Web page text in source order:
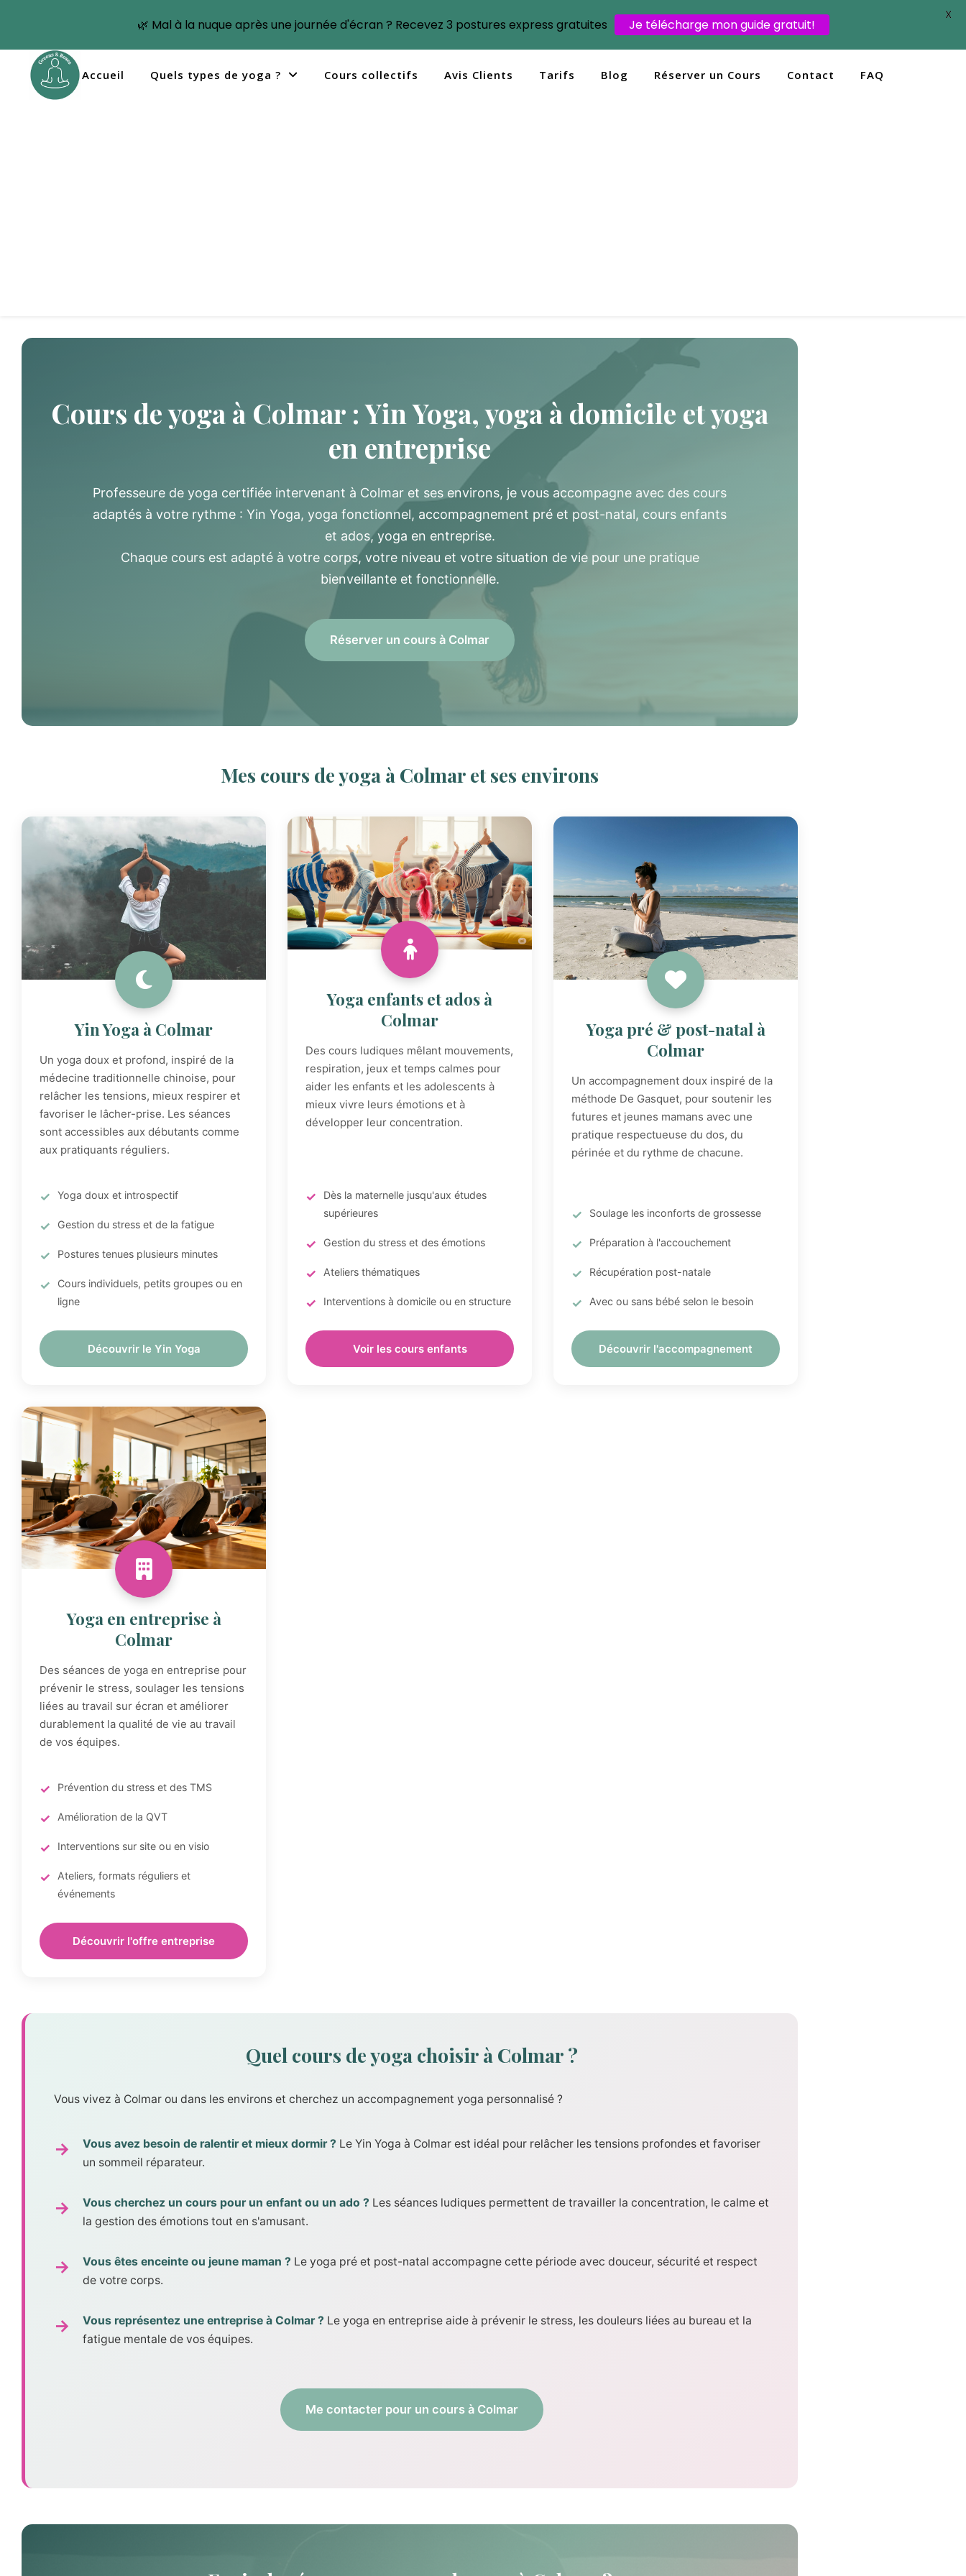
Accueil Quels types de yoga ? Cours collectifs Avis Clients Tarifs Blog Réserver un Cours Contact FAQ
Cours de yoga à Colmar : Yin Yoga, yoga à domicile et yoga
en entreprise
Professeure de yoga certifiée intervenant à Colmar et ses environs, je vous accompagne avec des cours
adaptés à votre rythme : Yin Yoga, yoga fonctionnel, accompagnement pré et post-natal, cours enfants
et ados, yoga en entreprise.
Chaque cours est adapté à votre corps, votre niveau et votre situation de vie pour une pratique
bienveillante et fonctionnelle.
Réserver un cours à Colmar
Mes cours de yoga à Colmar et ses environs
Yin Yoga à Colmar
Un yoga doux et profond, inspiré de la
médecine traditionnelle chinoise, pour
relâcher les tensions, mieux respirer et
favoriser le lâcher-prise. Les séances
sont accessibles aux débutants comme
aux pratiquants réguliers.
Yoga doux et introspectif
Gestion du stress et de la fatigue
Postures tenues plusieurs minutes
Cours individuels, petits groupes ou en
ligne
Découvrir le Yin Yoga
Yoga enfants et ados à
Colmar
Des cours ludiques mêlant mouvements,
respiration, jeux et temps calmes pour
aider les enfants et les adolescents à
mieux vivre leurs émotions et à
développer leur concentration.
Dès la maternelle jusqu'aux études
supérieures
Gestion du stress et des émotions
Ateliers thématiques
Interventions à domicile ou en structure
Voir les cours enfants
Yoga pré & post-natal à
Colmar
Un accompagnement doux inspiré de la
méthode De Gasquet, pour soutenir les
futures et jeunes mamans avec une
pratique respectueuse du dos, du
périnée et du rythme de chacune.
Soulage les inconforts de grossesse
Préparation à l'accouchement
Récupération post-natale
Avec ou sans bébé selon le besoin
Découvrir l'accompagnement
Yoga en entreprise à
Colmar
Des séances de yoga en entreprise pour
prévenir le stress, soulager les tensions
liées au travail sur écran et améliorer
durablement la qualité de vie au travail
de vos équipes.
Prévention du stress et des TMS
Amélioration de la QVT
Interventions sur site ou en visio
Ateliers, formats réguliers et
événements
Découvrir l'offre entreprise
Quel cours de yoga choisir à Colmar ?
Vous vivez à Colmar ou dans les environs et cherchez un accompagnement yoga personnalisé ?
Vous avez besoin de ralentir et mieux dormir ? Le Yin Yoga à Colmar est idéal pour relâcher les tensions profondes et favoriser
un sommeil réparateur.
Vous cherchez un cours pour un enfant ou un ado ? Les séances ludiques permettent de travailler la concentration, le calme et
la gestion des émotions tout en s'amusant.
Vous êtes enceinte ou jeune maman ? Le yoga pré et post-natal accompagne cette période avec douceur, sécurité et respect
de votre corps.
Vous représentez une entreprise à Colmar ? Le yoga en entreprise aide à prévenir le stress, les douleurs liées au bureau et la
fatigue mentale de vos équipes.
Me contacter pour un cours à Colmar
🌿 Mal à la nuque après une journée d'écran ? Recevez 3 postures express gratuites Je télécharge mon guide gratuit!
X